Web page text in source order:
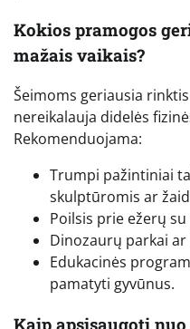
Kokios pramogos
mažais vaikais?
Šeimoms geriausia
nereikalauja didelės
Rekomenduojama:
Trumpi pažintiniai
skulptūromis ar
Poilsis prie ežerų
Dinozaurų parkai
Edukacinės
pamatyti gyvūnus.
Kaip apsisaugoti